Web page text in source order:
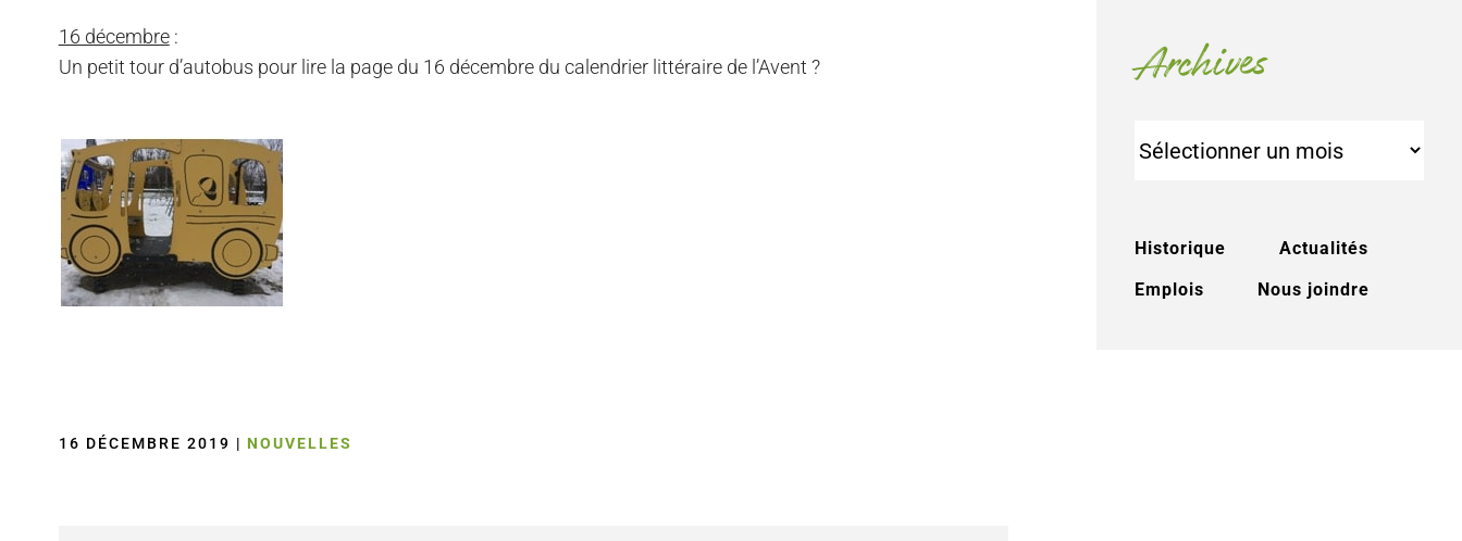
16 décembre:
Un petit tour d’autobus pour lire la page du 16 décembre du calendrier littéraire de l’Avent ?
16 DÉCEMBRE 2019 | NOUVELLES
Archives
Historique
Actualités
Emplois
Nous joindre